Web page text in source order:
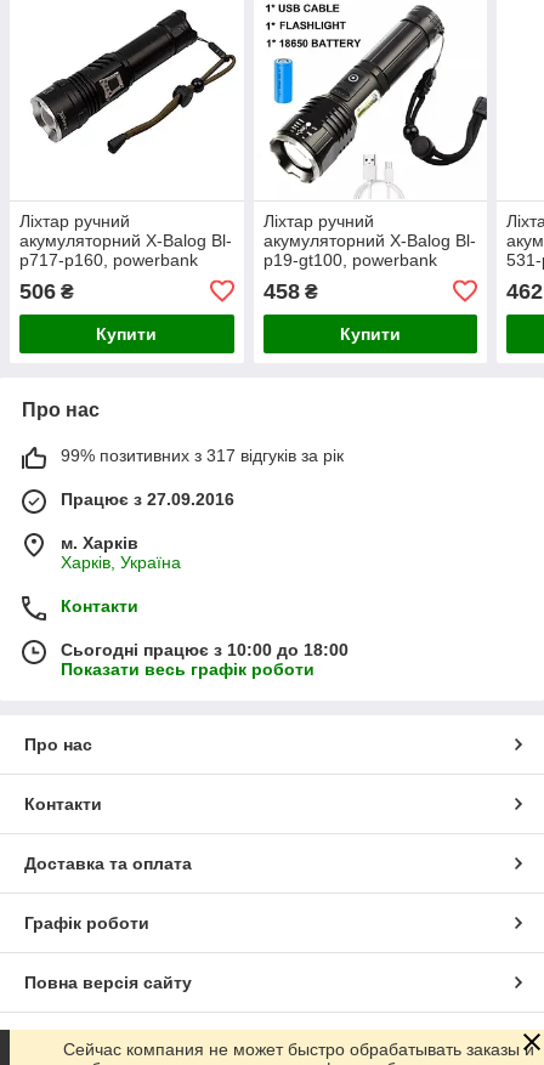
Ліхтар ручний
акумуляторний X-Balog Bl-
p717-p160, powerbank
506 ₴
Купити
Ліхтар ручний
акумуляторний X-Balog Bl-
p19-gt100, powerbank
458₴
Купити
462
Про нас
99% позитивних з 317 відгуків за рік
Працює з 27.09.2016
м. Харків
Харків, Україна
Контакти
Сьогодні працює з 10:00 до 18:00
Показати весь графік роботи
Про нас
Контакти
Доставка та оплата
Графік роботи
Повна версія сайту
Сайт створено на маркетплейсі Prom.ua
Сейчас компания не может быстро обрабатывать заказы и